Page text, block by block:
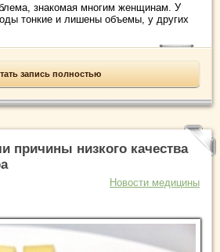
знакомая многим женщинам. У
тонкие и лишены объемы, у других
запись полностью
причины низкого качества
Новости медицины